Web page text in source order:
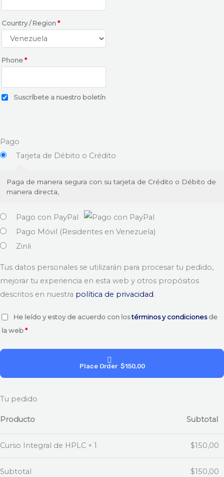
Country / Region*
Phone*
Suscríbete a nuestro boletín
Pago
Tarjeta de Débito o Crédito
Paga de manera segura con su tarjeta de Crédito o Débito de
manera directa,
Pago con PayPal
Pago Móvil (Residentes en Venezuela)
Zinli
Tus datos personales se utilizarán para procesar tu pedido,
mejorar tu experiencia en esta web y otros propósitos
descritos en nuestra política de privacidad.
He leído y estoy de acuerdo con lostérminos y condicionesde
la web*
Place Order $150,00
Tu pedido
Producto Subtotal
Curso Integral de HPLC × 1 $150,00
Subtotal $150,00